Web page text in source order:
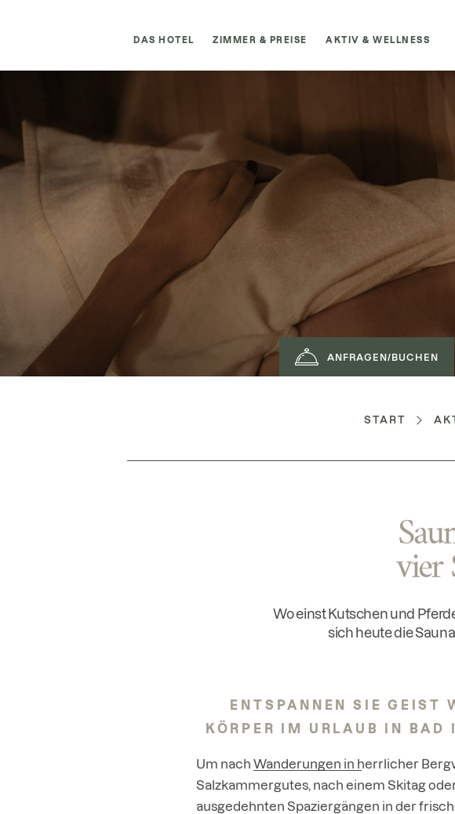
ANFRAGEN/BUCHEN
START
vier
Wo einst Kutschen und
sich heute die
ENTSPANNEN SIE GEIST
KÖRPER IM URLAUB IN BAD
Um nach Wanderungen in herrlicher
Salzkammergutes, nach einem Skitag
ausgedehnten Spaziergängen in der
DAS HOTEL ZIMMER & PREISE AKTIV & WELLNESS